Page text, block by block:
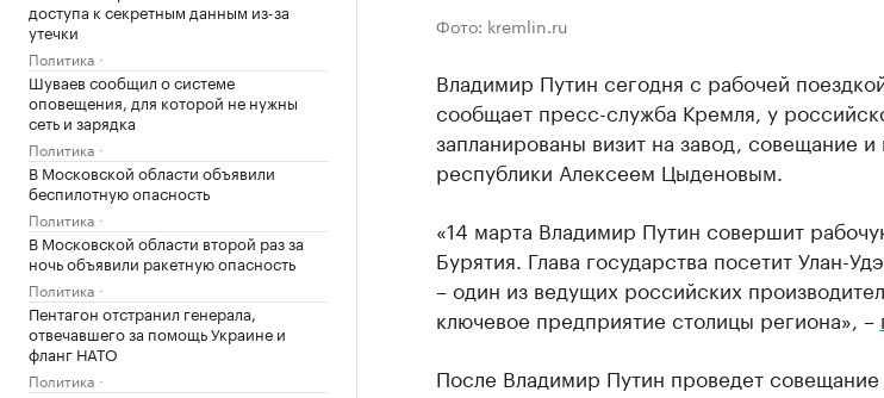
доступа к секретным данным из-за
утечки
Политика
Шуваев сообщил о системе
оповещения, для которой не нужны
сеть и зарядка
Политика
В Московской области объявили
беспилотную опасность
Политика
В Московской области второй раз за
ночь объявили ракетную опасность
Политика
Пентагон отстранил генерала,
отвечавшего за помощь Украине и
фланг НАТО
Политика
Фото: kremlin.ru
Владимир Путин сегодня с рабочей
сообщает пресс-служба Кремля, у
запланированы визит на завод, совещание
республики Алексеем Цыденовым.
«14 марта Владимир Путин совершит
Бурятия. Глава государства посетит Улан-
– один из ведущих российских
ключевое предприятие столицы региона», –
После Владимир Путин проведет